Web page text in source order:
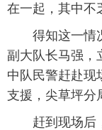
在一起，其中不
得知这一情况
副大队长马强，
中队民警赶赴现
支援，尖草坪分
赶到现场后，